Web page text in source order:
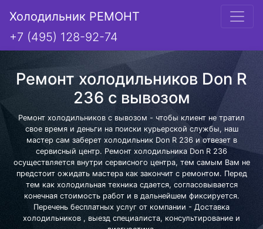
Холодильник РЕМОНТ
+7 (495) 128-92-74
Ремонт холодильников Don R
236 с вывозом
Ремонт холодильников с вывозом - чтобы клиент не тратил
свое время и деньги на поиски курьерской службы, наш
мастер сам заберет холодильник Don R 236 и отвезет в
сервисный центр. Ремонт холодильника Don R 236
осуществляется внутри сервисного центра, тем самым Вам не
предстоит ожидать мастера как закончит с ремонтом. Перед
тем как холодильная техника сдается, согласовывается
конечная стоимость работ и в дальнейшем фиксируется.
Перечень бесплатных услуг от компании - Доставка
холодильников , выезд специалиста, консультирование и